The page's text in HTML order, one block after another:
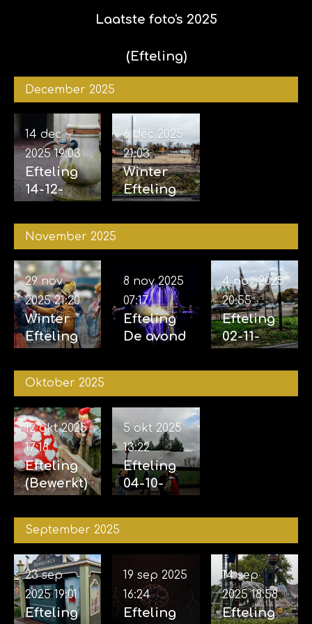
Laatste foto's 2025
(Efteling)
December 2025
Efteling
14-12-
14 dec
2025 19:03
Winter
Efteling
2025
6 dec 2025
21:03
November 2025
Winter
Efteling
2025
29 nov
2025 21:20
Efteling
De avond
vijf
07-11-2025
8 nov 2025
07:17
Efteling
02-11-
04-11-
4 nov 2025
20:55
Oktober 2025
Efteling
(Bewerkt)
2025
12 okt 2025
17:18
Efteling
04-10-
5 okt 2025
13:22
September 2025
Efteling
23 sep
2025 19:01
Efteling
19 sep 2025
16:24
Efteling
14 sep
2025 18:58